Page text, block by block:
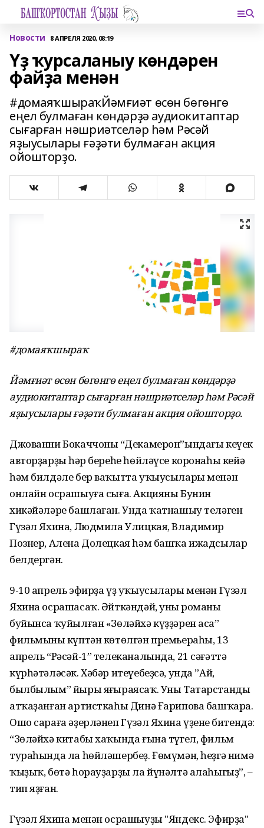
Новости 8 АПРЕЛЯ 2020, 08:19
Үҙ ҡурсаланыу көндәрен
файҙа менән
#домаяҡшыраҡЙәмғиәт өсөн бөгөнгө
еңел булмаған көндәрҙә аудиокитаптар
сығарған нәшриәтселәр һәм Рәсәй
яҙыусылары ғәҙәти булмаған акция
ойошторҙо.
#домаяҡшыраҡ
Йәмғиәт өсөн бөгөнгө еңел булмаған көндәрҙә
аудиокитаптар сығарған нәшриәтселәр һәм Рәсәй
яҙыусылары ғәҙәти булмаған акция ойошторҙо.
Джованни Бокаччоның “Декамерон”ындағы кеүек
авторҙарҙың һәр береһе һөйләүсе коронаһы кейә
һәм билдәле бер ваҡытта уҡыусылары менән
онлайн осрашыуға сыға. Акцияны Бунин
хикәйәләре башлаған. Унда ҡатнашыу теләген
Гүзәл Яхина, Людмила Улицкая, Владимир
Познер, Алена Долецкая һәм башҡа ижадсылар
белдергән.
9-10 апрель эфирҙа үҙ уҡыусылары менән Гүзәл
Яхина осрашасаҡ. Әйткәндәй, уның романы
буйынса ҡуйылған «Зөләйхә күҙҙәрен аса”
фильмының күптән көтөлгән премьераһы, 13
апрель “Рәсәй-1” телеканалында, 21 сәғәттә
күрһәтәләсәк. Хәбәр итеүебеҙсә, унда ”Ай,
былбылым” йыры яңғыраясаҡ. Уны Татарстандың
атҡаҙанған артисткаһы Динә Ғарипова башҡара.
Ошо сараға әҙерләнеп Гүзәл Яхина үҙенең битендә:
“Зөләйхә китабы хаҡында ғына түгел, фильм
тураһында ла һөйләшербеҙ. Ғөмүмән, һеҙгә нимә
ҡыҙыҡ, бөтә һорауҙарҙы ла йүнәлтә алаһыгыҙ”, –
тип яҙған.
Гүзәл Яхина менән осрашыуҙы "Яндекс. Эфирҙа"